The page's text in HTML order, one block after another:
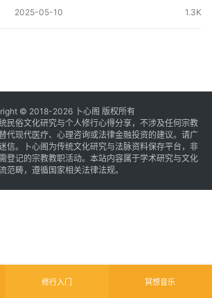
2025-05-10 1.3K
© 2018-2026 卜心阁 版权所有
民俗文化研究与个人修行心得分享，不涉及任何宗教
代现代医疗、心理咨询或法律金融投资的建议。请广
信。卜心阁为传统文化研究与法脉资料保存平台，非
登记的宗教教职活动。本站内容属于学术研究与文化
范畴，遵循国家相关法律法规。
修行入门 冥想音乐